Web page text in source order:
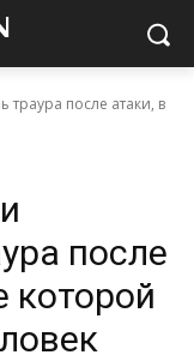
траура после атаки, в
после
которой